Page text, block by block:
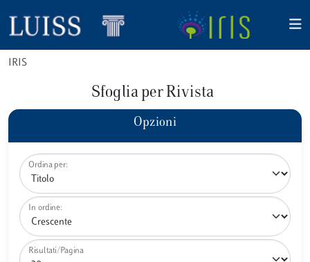
IRIS
Sfoglia per Rivista
Opzioni
Ordina per:
In ordine:
Risultati/Pagina